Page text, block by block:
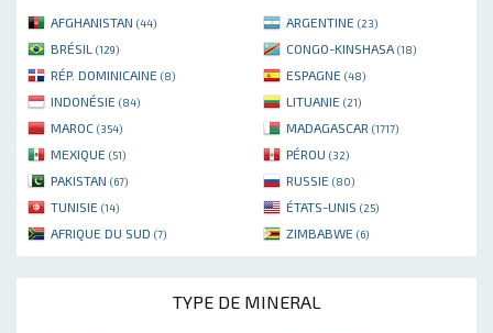
AFGHANISTAN (44) ARGENTINE (23)
BRÉSIL (129) CONGO-KINSHASA (18)
RÉP. DOMINICAINE (8) ESPAGNE (48)
INDONÉSIE (84) LITUANIE (21)
MAROC (354) MADAGASCAR (1717)
MEXIQUE (51) PÉROU (32)
PAKISTAN (67) RUSSIE (80)
TUNISIE (14) ÉTATS-UNIS (25)
AFRIQUE DU SUD (7) ZIMBABWE (6)
TYPE DE MINERAL